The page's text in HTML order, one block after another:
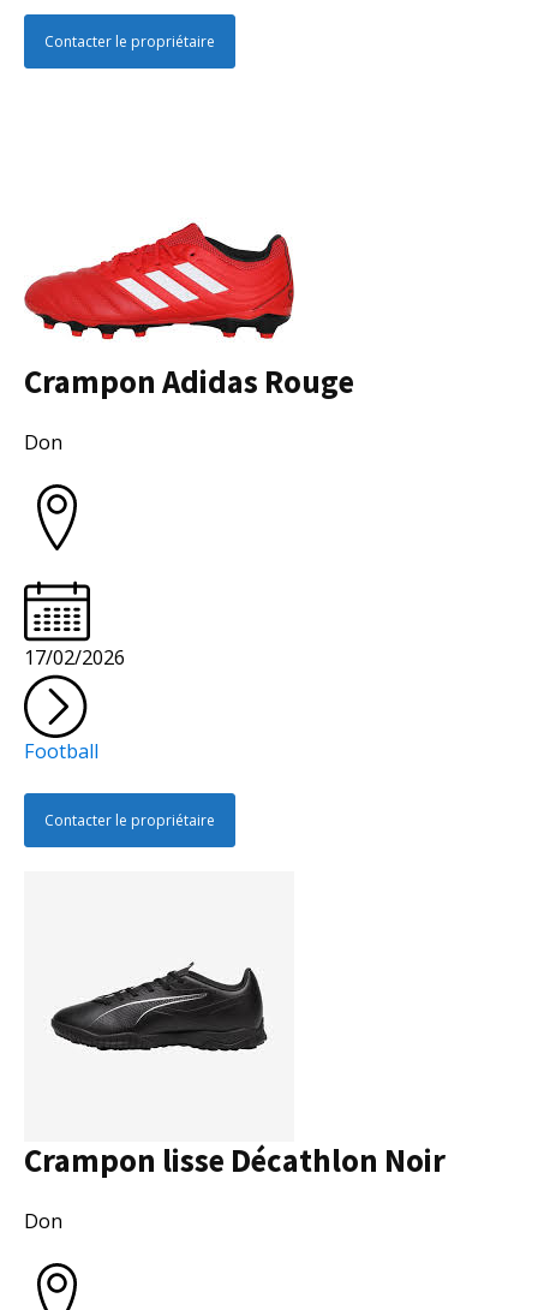
Contacter le propriétaire
Crampon Adidas Rouge
Don
17/02/2026
Football
Contacter le propriétaire
Crampon lisse Décathlon Noir
Don